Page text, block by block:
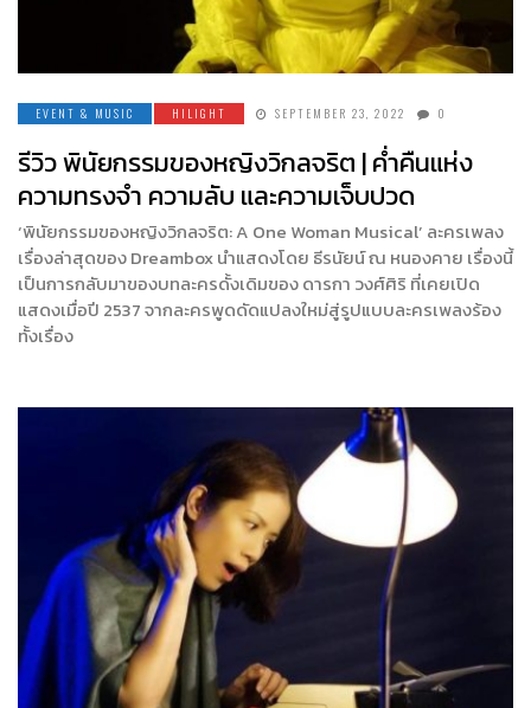
EVENT & MUSIC HILIGHT SEPTEMBER 23, 2022 0
รีวิว พินัยกรรมของหญิงวิกลจริต | ค่ำคืนแห่ง
ความทรงจำ ความลับ และความเจ็บปวด
‘พินัยกรรมของหญิงวิกลจริต: A One Woman Musical’ ละครเพลง
เรื่องล่าสุดของ Dreambox นำแสดงโดย ธีรนัยน์ ณ หนองคาย เรื่องนี้
เป็นการกลับมาของบทละครดั้งเดิมของ ดารกา วงศ์ศิริ ที่เคยเปิด
แสดงเมื่อปี 2537 จากละครพูดดัดแปลงใหม่สู่รูปแบบละครเพลงร้อง
ทั้งเรื่อง